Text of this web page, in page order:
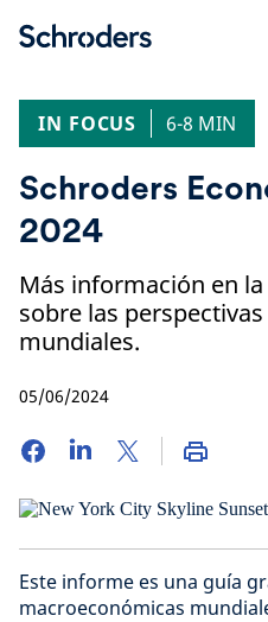
IN FOCUS
6-8 MIN
Schroders
2024
Más información en
sobre las
mundiales.
05/06/2024
Este informe es una guía
macroeconómicas